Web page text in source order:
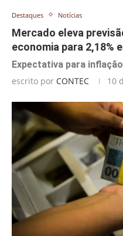
Destaques Notícias
Mercado eleva
economia para 2,18%
Expectativa para
escrito por CONTEC 10